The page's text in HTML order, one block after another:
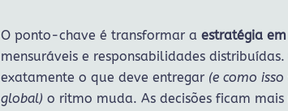
O ponto-chave é transformar a estratégia
mensuráveis e responsabilidades
exatamente o que deve entregar (e como
global) o ritmo muda. As decisões ficam